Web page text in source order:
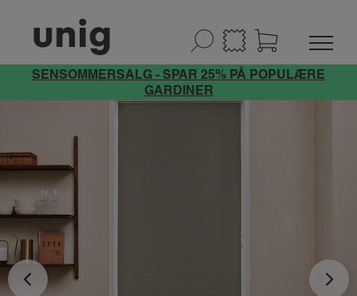
SENSOMMERSALG - SPAR 25% PÅ POPULÆRE
GARDINER